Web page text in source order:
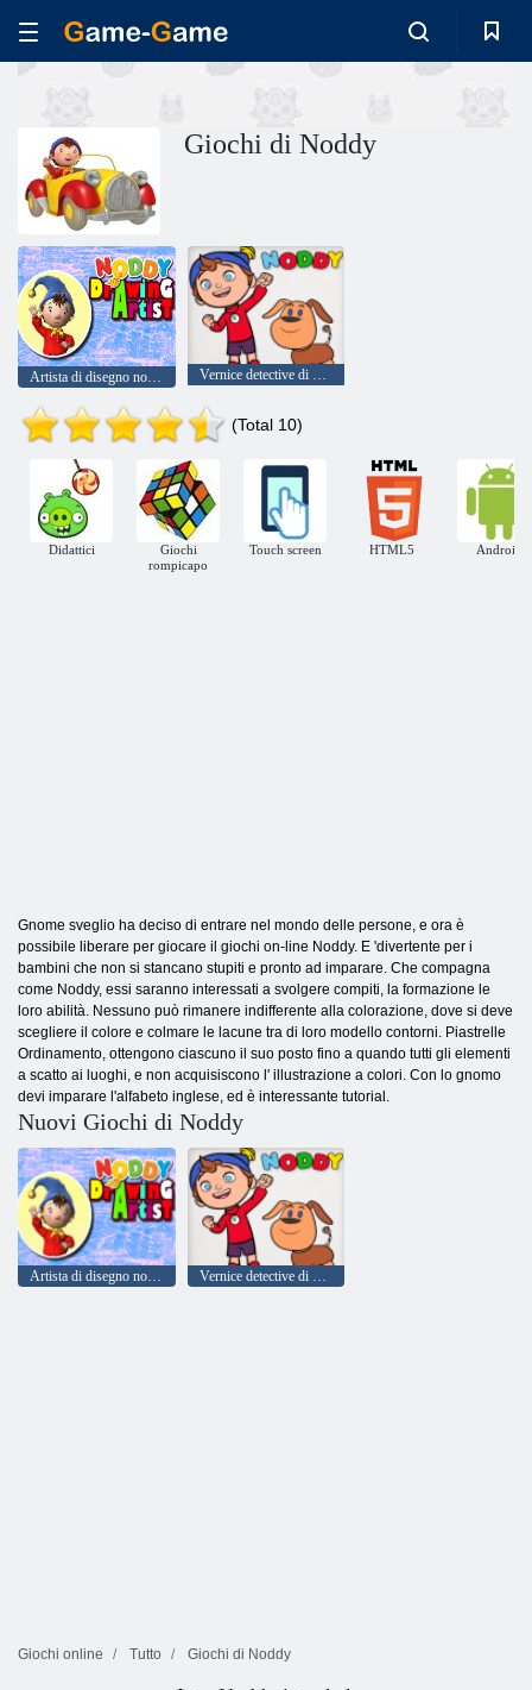
Giochi di Noddy
Artista di disegno noddy Vernice detective di Noddy Toyland
(Total 10)
Didattici
Giochi
rompicapo
Touch screen HTML5 Android
Gnome sveglio ha deciso di entrare nel mondo delle persone, e ora è
possibile liberare per giocare il giochi on-line Noddy. E 'divertente per i
bambini che non si stancano stupiti e pronto ad imparare. Che compagna
come Noddy, essi saranno interessati a svolgere compiti, la formazione le
loro abilità. Nessuno può rimanere indifferente alla colorazione, dove si deve
scegliere il colore e colmare le lacune tra di loro modello contorni. Piastrelle
Ordinamento, ottengono ciascuno il suo posto fino a quando tutti gli elementi
a scatto ai luoghi, e non acquisiscono l' illustrazione a colori. Con lo gnomo
devi imparare l'alfabeto inglese, ed è interessante tutorial.
Nuovi Giochi di Noddy
Artista di disegno noddy Vernice detective di Noddy Toyland
Giochi online Tutto Giochi di Noddy